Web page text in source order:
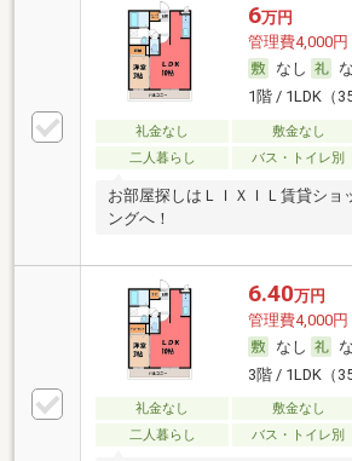
6万円
管理費4,000円
なし
1階 / 1LDK（
礼金なし 敷金なし
二人暮らし
バス・トイレ別
お部屋探しはＬＩＸＩＬ賃貸ショ
ングへ！
6.40万円
管理費4,000円
なし
3階 / 1LDK（
礼金なし 敷金なし
二人暮らし
バス・トイレ別